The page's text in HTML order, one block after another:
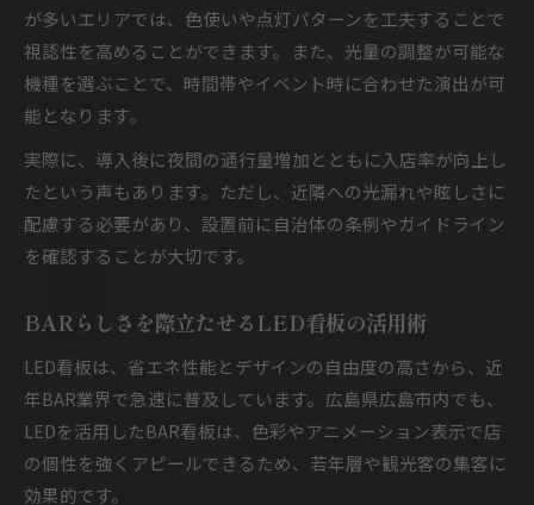
が多いエリアでは、色使いや点灯パターンを工夫することで
視認性を高めることができます。また、光量の調整が可能な
機種を選ぶことで、時間帯やイベント時に合わせた演出が可
能となります。
実際に、導入後に夜間の通行量増加とともに入店率が向上し
たという声もあります。ただし、近隣への光漏れや眩しさに
配慮する必要があり、設置前に自治体の条例やガイドライン
を確認することが大切です。
BARらしさを際立たせるLED看板の活用術
LED看板は、省エネ性能とデザインの自由度の高さから、近
年BAR業界で急速に普及しています。広島県広島市内でも、
LEDを活用したBAR看板は、色彩やアニメーション表示で店
の個性を強くアピールできるため、若年層や観光客の集客に
効果的です。